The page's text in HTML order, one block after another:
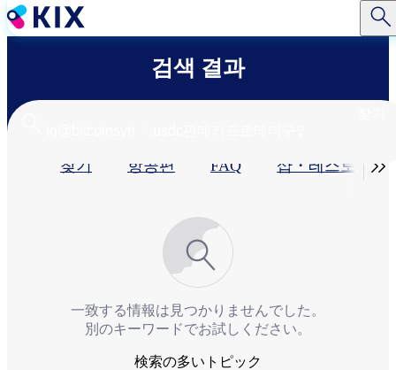
주
요
로
건
검색 결과
찾기 항공편 FAQ 샵・레스토랑​ 
一致する情報は見つかりませんでした。
別のキーワードでお試しください。
検索の多いトピック